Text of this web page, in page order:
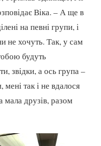
Віка. – А ще в
на певні групи, і
не хочуть. Так, у сам
будуть
звідки, а ось група –
так і не вдалося
друзів, разом